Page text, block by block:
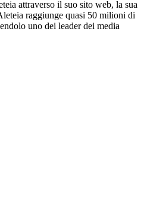
attraverso il suo sito web, la sua
raggiunge quasi 50 milioni di
uno dei leader dei media